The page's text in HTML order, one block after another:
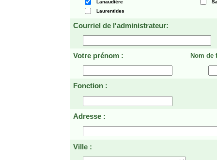
Lanaudière
Laurentides
Courriel de l'administrateur:
Votre prénom : Nom de
Fonction :
Adresse :
Ville :